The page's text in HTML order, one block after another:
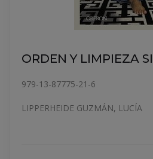
ORDEN Y LIMPIEZA
979-13-87775-21-6
LIPPERHEIDE GUZMÁN, LUCÍA